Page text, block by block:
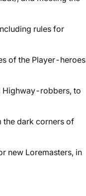
rules for
of the Player-heroes
Highway-robbers, to
the dark corners of
new Loremasters, in